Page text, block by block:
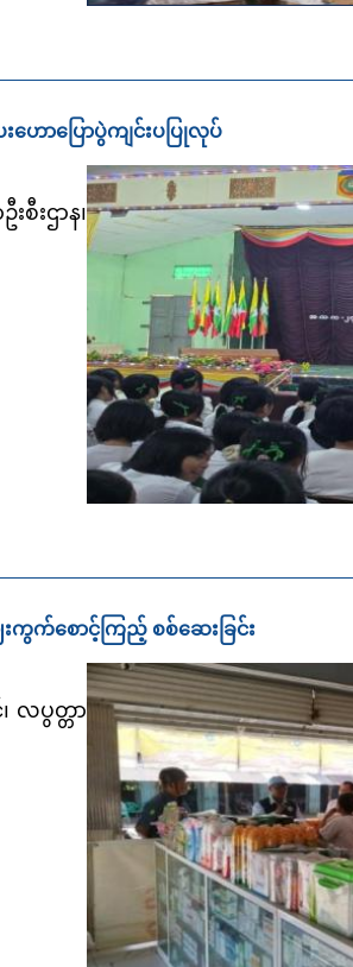
ာပြောပွဲကျင်းပပြုလုပ်
စီးဌာန၊
းကွက်စောင့်ကြည့် စစ်ဆေးခြင်း
လပွတ္တာ